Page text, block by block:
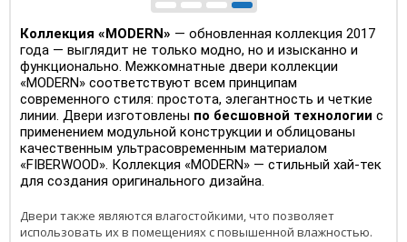
Коллекция «MODERN» — обновленная коллекция 2017
года — выглядит не только модно, но и изысканно и
функционально. Межкомнатные двери коллекции
«MODERN» соответствуют всем принципам
современного стиля: простота, элегантность и четкие
линии. Двери изготовлены по бесшовной технологии с
применением модульной конструкции и облицованы
качественным ультрасовременным материалом
«FIBERWOOD». Коллекция «MODERN» — стильный хай-тек
для создания оригинального дизайна.
Двери также являются влагостойкими, что позволяет
использовать их в помещениях с повышенной влажностью.